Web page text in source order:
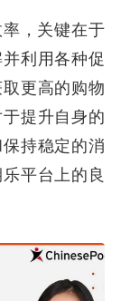
，关键在于
利用各种促
更高的购物
提升自身的
持稳定的消
平台上的良